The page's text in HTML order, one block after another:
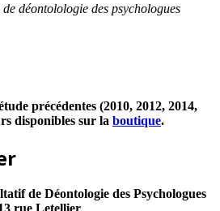
de déontolologie des psychologues
précédentes (2010, 2012, 2014,
disponibles sur la boutique.
de Déontologie des Psychologues